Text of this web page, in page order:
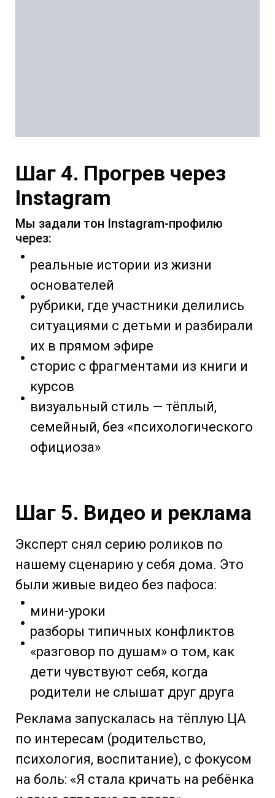
Шаг 4. Прогрев через
Instagram
Мы задали тон Instagram-профилю
через:
реальные истории из жизни
основателей
рубрики, где участники делились
ситуациями с детьми и разбирали
их в прямом эфире
сторис с фрагментами из книги и
курсов
визуальный стиль — тёплый,
семейный, без «психологического
официоза»
Шаг 5. Видео и реклама
Эксперт снял серию роликов по
нашему сценарию у себя дома. Это
были живые видео без пафоса:
мини-уроки
разборы типичных конфликтов
«разговор по душам» о том, как
дети чувствуют себя, когда
родители не слышат друг друга
Реклама запускалась на тёплую ЦА
по интересам (родительство,
психология, воспитание), с фокусом
на боль: «Я стала кричать на ребёнка